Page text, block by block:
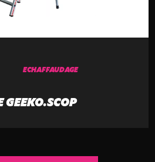
ECHAFFAUDAGE